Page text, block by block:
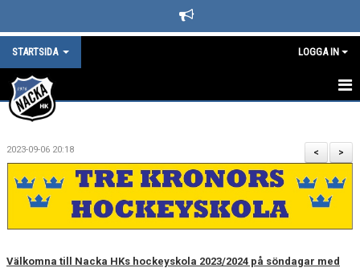
STARTSIDA LOGGA IN
STARTSIDA
DET HÄNDER I NACKA HK
LEDARE
BLI SUPPORTER I NACKA HOCKEY
SPONSORER
>
<
2023-09-06 20:18
Välkomna till Nacka HKs hockeyskola 2023/2024 på söndagar med